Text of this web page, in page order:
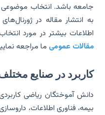
باشد. انتخاب موضوعی با
انتشار مقاله در ژورنال‌های
بیشتر در مورد انتخاب
عمومیما مراجعه نمایید.
در صنایع مختلف
آموختگان ریاضی کاربردی در
فناوری اطلاعات،